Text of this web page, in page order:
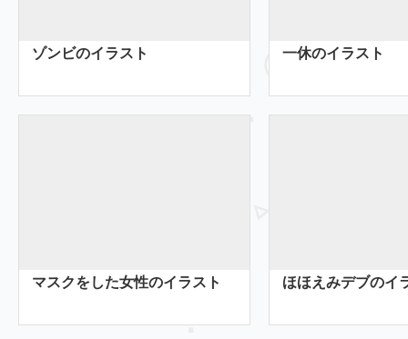
ゾンビのイラスト 一休のイラスト
マスクをした女性のイラスト ほほえみデブのイ